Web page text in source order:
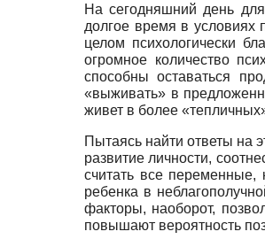
На сегодняшний день
долгое время в условиях
целом психологически
огромное количество
способны оставаться
«выживать» в
живет в более
Пытаясь найти ответы на
развитие личности,
считать все переменные,
ребенка в
факторы, наоборот,
повышают вероятность